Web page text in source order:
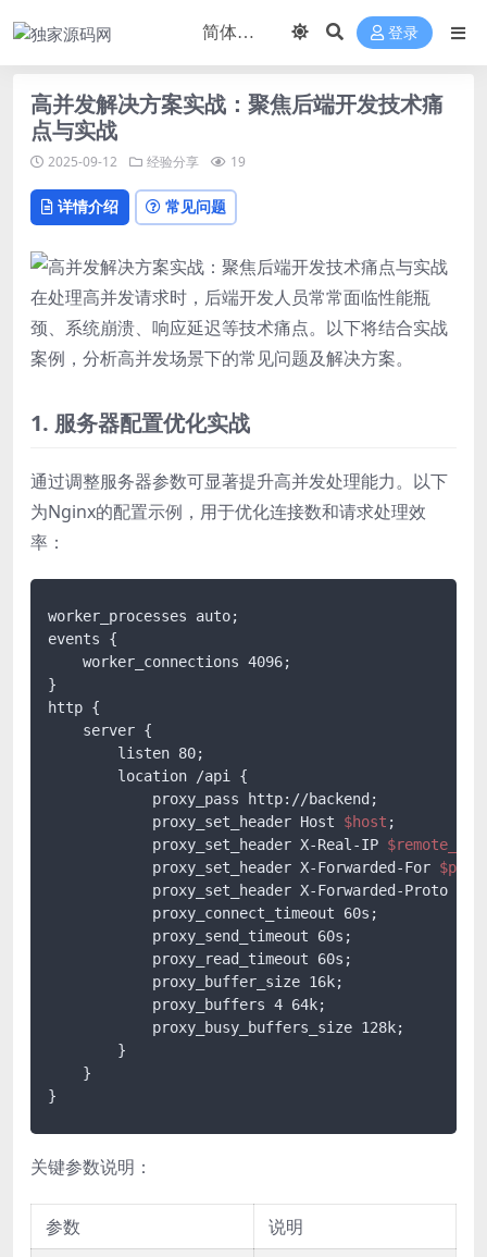
登录
高并发解决方案实战：聚焦后端开发技术痛
点与实战
2025-09-12 经验分享 19
详情介绍 常见问题
在处理高并发请求时，后端开发人员常常面临性能瓶
颈、系统崩溃、响应延迟等技术痛点。以下将结合实战
案例，分析高并发场景下的常见问题及解决方案。
1. 服务器配置优化实战
通过调整服务器参数可显著提升高并发处理能力。以下
为Nginx的配置示例，用于优化连接数和请求处理效
率：
worker_processes auto;
events {
    worker_connections 4096;
}
http {
    server {
        listen 80;
        location /api {
            proxy_pass http://backend;
            proxy_set_header Host
$host ;
            proxy_set_header X-Real-IP
            proxy_set_header X-Forwarded-For
            proxy_set_header X-Forwarded-Proto
            proxy_connect_timeout 60s;
            proxy_send_timeout 60s;
            proxy_read_timeout 60s;
            proxy_buffer_size 16k;
            proxy_buffers 4 64k;
            proxy_busy_buffers_size 128k;
        }
    }
}
关键参数说明：
参数 说明